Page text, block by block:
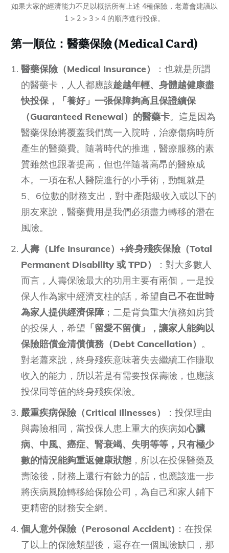
如果大家的經濟能力不足以概括所有上述 4種保險，老蕭會建議以
1 > 2 > 3 > 4 的順序進行投保。
第一順位：醫藥保險 (Medical Card)
醫藥保險（Medical Insurance）
：也就是所謂
的醫藥卡，人人都應該趁越年輕、身體越健康盡
快投保，「養好」一張保障夠高且保證續保
（Guaranteed Renewal）的醫藥卡。這是因為
醫藥保險將覆蓋我們萬一入院時，治療傷病時所
產生的醫藥費。隨著時代的推進，醫療服務的素
質雖然也跟著提高，但也伴隨著高昂的醫療成
本。一項在私人醫院進行的小手術，動輒就是
5、6位數的財務支出，對中產階級收入或以下的
朋友來說，醫藥費用是我們必須盡力轉移的潛在
風險。
人壽（Life Insurance）+終身殘疾保險（Total
Permanent Disability 或 TPD）
：對大多數人
而言，人壽保險最大的功用主要有兩個，一是投
保人作為家中經濟支柱的話，希望自己不在世時
為家人提供經濟保障 ；二是背負重大債務如房貸
的投保人，希望 「留愛不留債」，讓家人能夠以
保險賠償金清償債務（Debt Cancellation） 。
對老蕭來說，終身殘疾意味著失去繼續工作賺取
收入的能力，所以若是有需要投保壽險，也應該
投保同等值的終身殘疾保險。
嚴重疾病保險（Critical Illnesses）
：投保理由
與壽險相同，當投保人患上重大的疾病如心臟
病、中風、癌症、腎衰竭、失明等等，只有極少
數的情況能夠重返健康狀態 ，所以在投保醫藥及
壽險後，財務上還行有餘力的話，也應該進一步
將疾病風險轉移給保險公司，為自己和家人鋪下
更精密的財務安全網。
個人意外保險（Perosonal Accident) ：在投保
了以上的保險類型後，還存在一個風險缺口，那